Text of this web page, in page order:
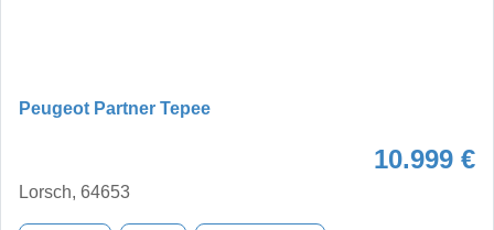
Peugeot Partner Tepee
10.999 €
Lorsch, 64653